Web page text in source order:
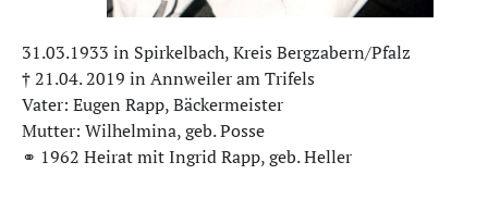
31.03.1933 in Spirkelbach, Kreis Bergzabern/Pfalz
† 21.04. 2019 in Annweiler am Trifels
Vater: Eugen Rapp, Bäckermeister
Mutter: Wilhelmina, geb. Posse
⚭ 1962 Heirat mit Ingrid Rapp, geb. Heller